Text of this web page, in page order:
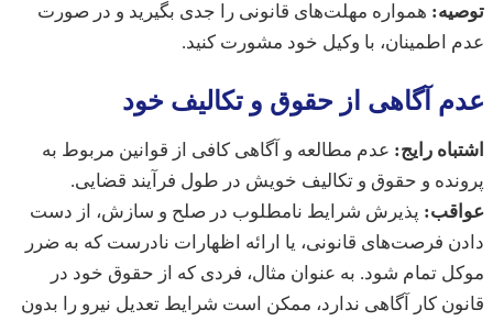
همواره مهلت‌های قانونی را جدی بگیرید و در صورت
اطمینان، با وکیل خود مشورت کنید.
آگاهی از حقوق و تکالیف خود
رایج: عدم مطالعه و آگاهی کافی از قوانین مربوط به
و حقوق و تکالیف خویش در طول فرآیند قضایی.
پذیرش شرایط نامطلوب در صلح و سازش، از دست
فرصت‌های قانونی، یا ارائه اظهارات نادرست که به ضرر
تمام شود. به عنوان مثال، فردی که از حقوق خود در
کار آگاهی ندارد، ممکن است شرایط تعدیل نیرو را بدون